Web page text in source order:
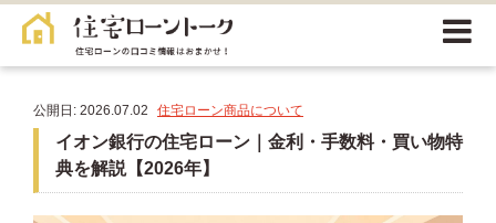
公開日: 2026.07.02 住宅ローン商品について
イオン銀行の住宅ローン｜金利・手数料・買い物特
典を解説【2026年】